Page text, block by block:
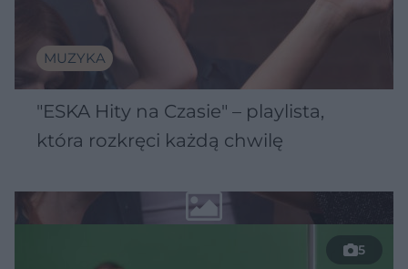
MUZYKA
"ESKA Hity na Czasie" – playlista,
która rozkręci każdą chwilę
5